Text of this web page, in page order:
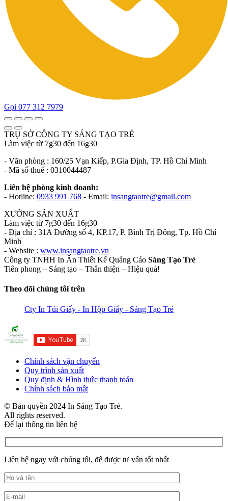
Gọi 077 312 7979
TRỤ SỞ CÔNG TY SÁNG TẠO TRẺ
Làm việc từ 7g30 đến 16g30
- Văn phòng : 160/25 Vạn Kiếp, P.Gia Định, TP. Hồ Chí Minh
- Mã số thuế : 0310044487
Liên hệ phòng kinh doanh:
- Hotline: 0933 991 768 - Email: insangtaotre@gmail.com
XƯỞNG SẢN XUẤT
Làm việc từ 7g30 đến 16g30
- Địa chỉ : 31A Đường số 4, KP.17, P. Bình Trị Đông, Tp. Hồ Chí
Minh
- Website : www.insangtaotre.vn
Công ty TNHH In Ấn Thiết Kế Quảng Cáo Sáng Tạo Trẻ
Tiên phong – Sáng tạo – Thân thiện – Hiệu quả!
Theo dõi chúng tôi trên
Cty In Túi Giấy - In Hộp Giấy - Sáng Tạo Trẻ
Chính sách vận chuyển
Quy trình sản xuất
Quy định & Hình thức thanh toán
Chính sách bảo mật
© Bản quyền 2024 In Sáng Tạo Trẻ.
All rights reserved.
Để lại thông tin liên hệ
Liên hệ ngay với chúng tối, để được tư vấn tốt nhất